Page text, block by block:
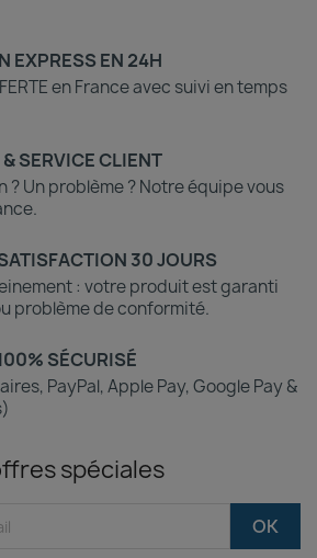
EXPRESS EN 24H
en France avec suivi en temps
SERVICE CLIENT
? Un problème ? Notre équipe vous
30 JOURS
: votre produit est garanti
problème de conformité.
SÉCURISÉ
PayPal, Apple Pay, Google Pay &
spéciales